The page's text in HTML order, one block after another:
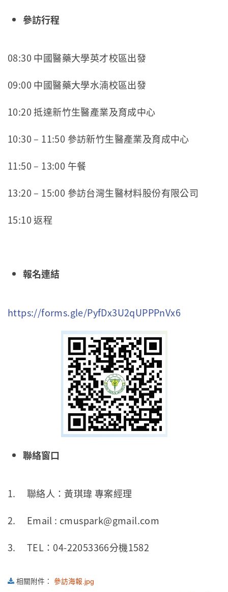
參訪行程
08:30 中國醫藥大學英才校區出發
09:00 中國醫藥大學水湳校區出發
10:20 抵達新竹生醫產業及育成中心
10:30 – 11:50 參訪新竹生醫產業及育成中心
11:50 – 13:00 午餐
13:20 – 15:00 參訪台灣生醫材料股份有限公司
15:10 返程
報名連結
https://forms.gle/PyfDx3U2qUPPPnVx6
聯絡窗口
1. 聯絡人：黃琪瑋 專案經理
2. Email : cmuspark@gmail.com
3. TEL：04-22053366分機1582
相關附件： 參訪海報.jpg